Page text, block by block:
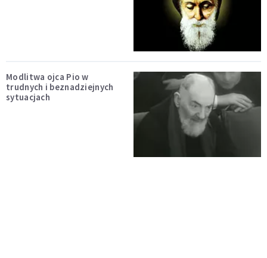
Modlitwa ojca Pio w
trudnych i beznadziejnych
sytuacjach